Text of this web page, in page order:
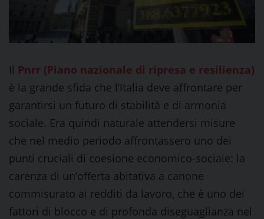
Il Pnrr (Piano nazionale di ripresa e resilienza)
è la grande sfida che l’Italia deve affrontare per
garantirsi un futuro di stabilità e di armonia
sociale. Era quindi naturale attendersi misure
che nel medio periodo affrontassero uno dei
punti cruciali di coesione economico-sociale: la
carenza di un’offerta abitativa a canone
commisurato ai redditi da lavoro, che è uno dei
fattori di blocco e di profonda diseguaglianza nel